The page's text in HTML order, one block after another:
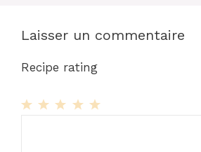
Laisser un commentaire
Recipe rating